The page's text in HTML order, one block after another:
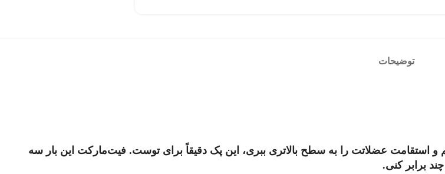
توضیحات
عضلاتت را به سطح بالاتری ببری، این پک دقیقاً برای توست. فیت‌مارکت این بار سه
برابر کنی.